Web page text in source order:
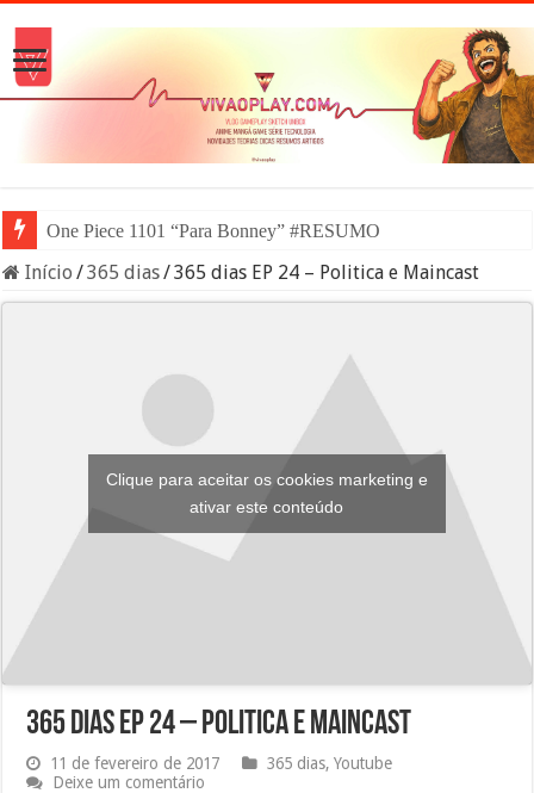
Nintendo Sw
Início /365 dias/365 dias EP 24 – Politica e Maincast
Clique para aceitar os cookies marketing e
ativar este conteúdo
365 dias EP 24 – Politica e Maincast
11 de fevereiro de 2017 365 dias,Youtube
Deixe um comentário